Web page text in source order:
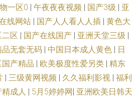
久草福利免费在线观看 三级免费大黄 99热
手机福利 黄色片在线免费观看 91传媒在线
利网站 91最新地址永久入口 先锋资源成人
av 九一福利社
一区0 | 午夜夜夜视频 | 国产3级 | 亚
线网站 | 国产人人看人人插 | 黄色大
区 | 国产在线国产 | 亚洲天堂三级 |
品无套无码 | 中国日本成人黄色 | 日
国产精品 | 欧美极度性爱另类 | 精东
| 三级黄网视频 | 久久福利影视 | 福利
成人 | 5月5婷婷网| 亚洲欧美日韩天